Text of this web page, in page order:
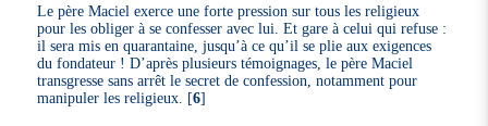
Le père Maciel exerce une forte pression sur tous les religieux
pour les obliger à se confesser avec lui. Et gare à celui qui refuse :
il sera mis en quarantaine, jusqu’à ce qu’il se plie aux exigences
du fondateur ! D’après plusieurs témoignages, le père Maciel
transgresse sans arrêt le secret de confession, notamment pour
manipuler les religieux. [6]